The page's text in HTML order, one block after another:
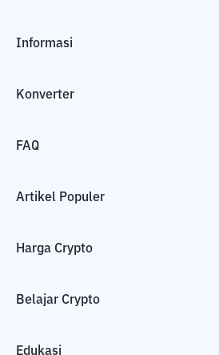
Informasi
Konverter
FAQ
Artikel Populer
Harga Crypto
Belajar Crypto
Edukasi